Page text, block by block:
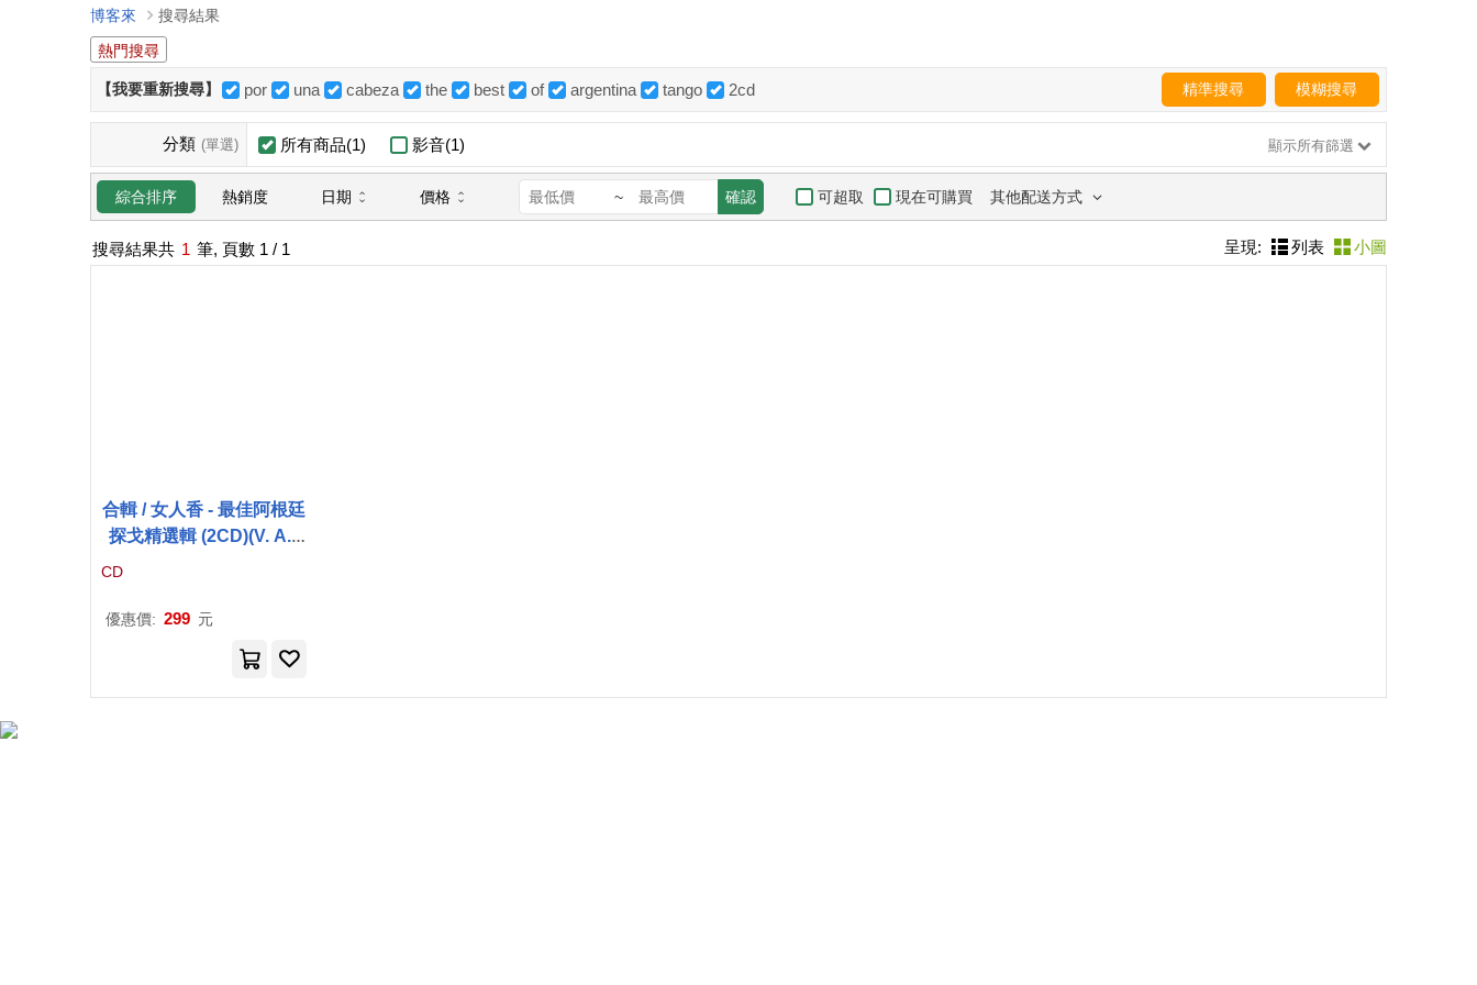
博客來
搜尋結果
熱門搜尋
【我要重新搜尋】 por una cabeza the best of argentina tango 2cd 精準搜尋 模糊搜尋
分類 (單選) 所有商品(1) 影音(1) 顯示所有篩選
綜合排序 熱銷度 日期 價格 ~ 確認 可超取 現在可購買 其他配送方式
搜尋結果共 1 筆, 頁數 1 / 1 呈現: 列表 小圖
合輯 / 女人香 - 最佳阿根廷
探戈精選輯 (2CD)(V. A. /
Por Una Cabeza - The B
(2CD))
CD
優惠價: 299 元